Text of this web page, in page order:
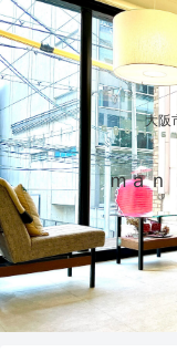
大阪
ｍａｎ